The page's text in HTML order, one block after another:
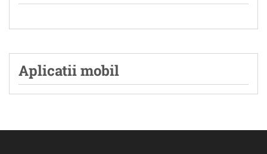
Aplicatii mobil